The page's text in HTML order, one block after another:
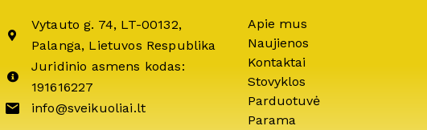
Vytauto g. 74, LT-00132,
Palanga, Lietuvos Respublika
Juridinio asmens kodas:
191616227
info@sveikuoliai.lt
Apie mus
Naujienos
Kontaktai
Stovyklos
Parduotuvė
Parama